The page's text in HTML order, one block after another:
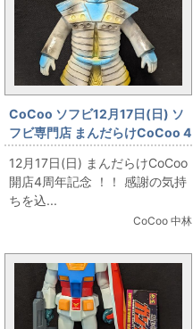
CoCoo ソフビ12月17日(日) ソ
フビ専門店 まんだらけCoCoo 4
周年記念 「ベアモデル オール怪
獣コレクション コダイゴン グレ
ー成型」
12月17日(日) まんだらけCoCoo
開店4周年記念 ！！ 感謝の気持
ちを込...
CoCoo 中林